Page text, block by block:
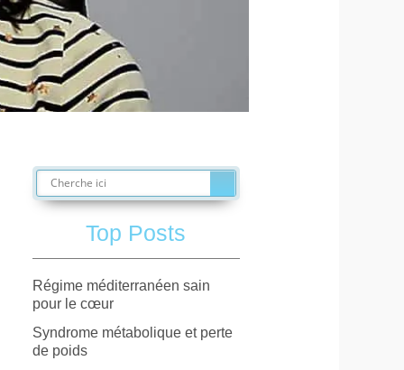
Top Posts
Régime méditerranéen sain
pour le cœur
Syndrome métabolique et perte
de poids